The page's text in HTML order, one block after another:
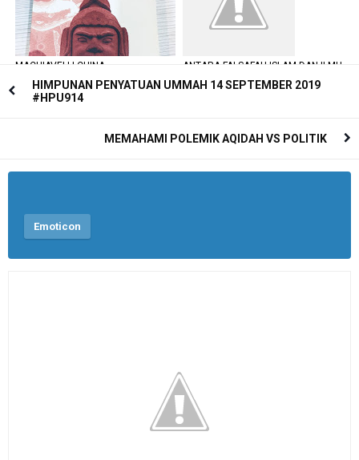
MACHIAVELLI CHINA
ANTARA FALSAFAH ISLAM DAN ILMU
HIMPUNAN PENYATUAN UMMAH 14 SEPTEMBER 2019
#HPU914
MEMAHAMI POLEMIK AQIDAH VS POLITIK
Emoticon